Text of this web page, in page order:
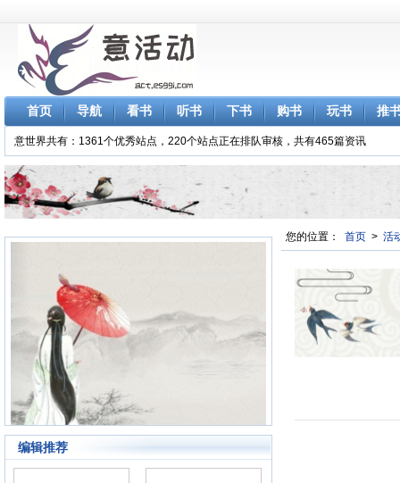
首页 导航 看书 听书 下书 购书 玩书 推
意世界共有：1361个优秀站点，220个站点正在排队审核，共有465篇资讯
编辑推荐
您的位置： 首页 > 活